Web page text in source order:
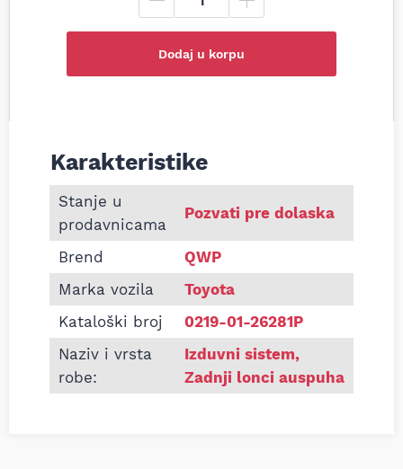
Dodaj u korpu
Informacije o Zadnji lonac auspuha Toyota
Karakteristike
Stanje u
prodavnicama
Pozvati pre dolaska
Brend
QWP
Marka vozila
Toyota
Kataloški broj
0219-01-26281P
Naziv i vrsta
robe:
Izduvni sistem,
Zadnji lonci auspuha